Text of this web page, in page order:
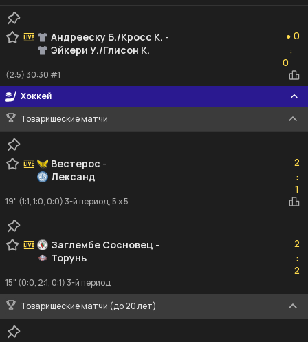
Андрееску Б./Кросс К. -
Эйкери У./Глисон К.
● 0
:
0
(2:5) 30:30 #1
Хоккей
Товарищеские матчи
Вестерос -
Лександ
2
:1
1
19" (1:1, 1:0, 0:0) 3-й период, 5 x 5
Заглембе Сосновец -
Торунь
2
:2
2
15" (0:0, 2:1, 0:1) 3-й период
Товарищеские матчи (до 20 лет)